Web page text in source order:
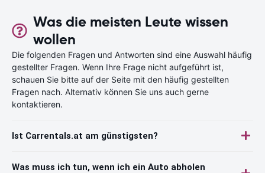
Was die meisten Leute wissen
wollen
Die folgenden Fragen und Antworten sind eine Auswahl häufig
gestellter Fragen. Wenn Ihre Frage nicht aufgeführt ist,
schauen Sie bitte auf der Seite mit den häufig gestellten
Fragen nach. Alternativ können Sie uns auch gerne
kontaktieren.
Ist Carrentals.at am günstigsten?
Was muss ich tun, wenn ich ein Auto abholen